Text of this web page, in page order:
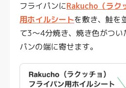
フライパンにRakucho（ラク
用ホイルシートを敷き、鮭を
て3〜4分焼き、焼き色がつい
パンの端に寄せます。